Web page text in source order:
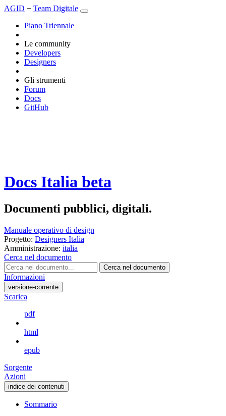
AGID + Team Digitale
Piano Triennale
Le community
Developers
Designers
Gli strumenti
Forum
Docs
GitHub
Docs Italia beta
Documenti pubblici, digitali.
Manuale operativo di design
Progetto: Designers Italia
Amministrazione: italia
Cerca nel documento
Cerca nel documento
Informazioni
versione-corrente
Scarica
pdf
html
epub
Sorgente
Azioni
indice dei contenuti
Sommario